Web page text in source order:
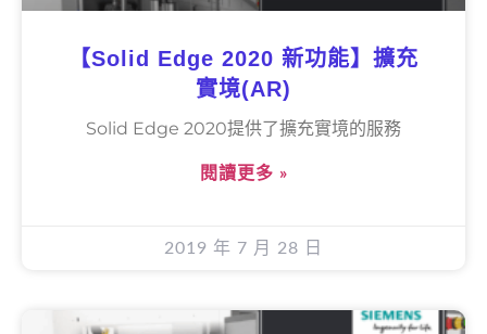
【Solid Edge 2020 新功能】擴充
實境(AR)
Solid Edge 2020提供了擴充實境的服務
閱讀更多 »
2019 年 7 月 28 日